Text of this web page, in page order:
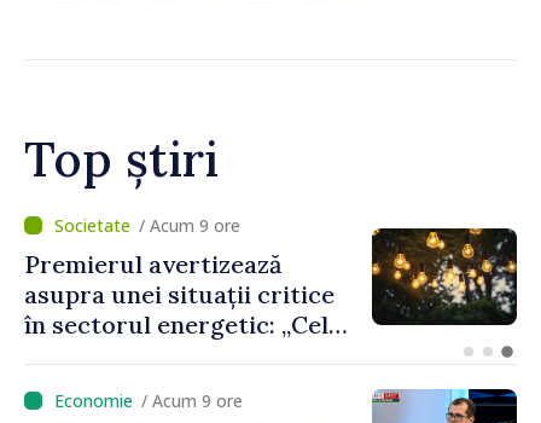
scumpirilor”
Top știri
/ Acum 8 ore
Criza carburanților: Vasile
Tofan anunță că România va
sprijini Republica Moldova
/ Acum 9 ore